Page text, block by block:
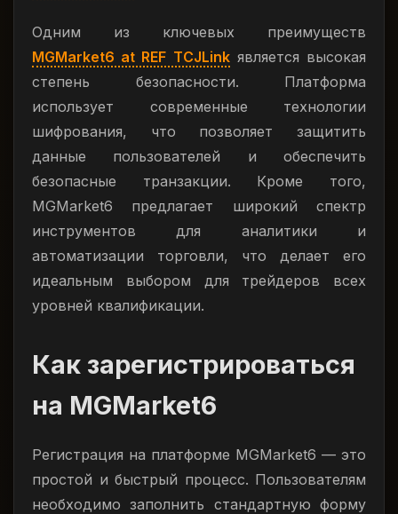
Одним из ключевых преимуществ
MGMarket6 at REF TCJLinkявляется высокая
степень безопасности. Платформа
использует современные технологии
шифрования, что позволяет защитить
данные пользователей и обеспечить
безопасные транзакции. Кроме того,
MGMarket6 предлагает широкий спектр
инструментов для аналитики и
автоматизации торговли, что делает его
идеальным выбором для трейдеров всех
уровней квалификации.
Как зарегистрироваться
на MGMarket6
Регистрация на платформе MGMarket6 — это
простой и быстрый процесс. Пользователям
необходимо заполнить стандартную форму